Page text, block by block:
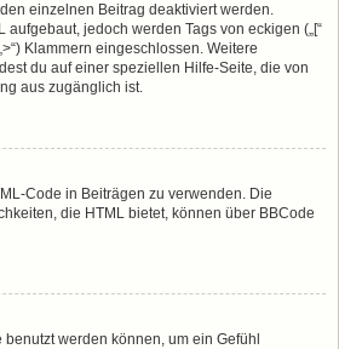
einzelnen Beitrag deaktiviert werden.
aufgebaut, jedoch werden Tags von eckigen („[“
Klammern eingeschlossen. Weitere
du auf einer speziellen Hilfe-Seite, die von
aus zugänglich ist.
Code in Beiträgen zu verwenden. Die
die HTML bietet, können über BBCode
werden können, um ein Gefühl